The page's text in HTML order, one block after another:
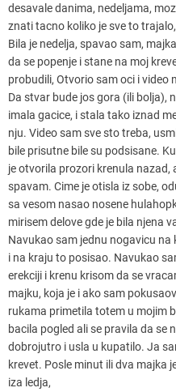
desavale danima, nedeljama,
znati tacno koliko je sve to
Bila je nedelja, spavao sam,
da se popenje i stane na moj
probudili, Otvorio sam oci i video
Da stvar bude jos gora (ili bolja),
imala gacice, i stala tako iznad
nju. Video sam sve sto treba,
bile prisutne bile su podsisane.
je otvorila prozori krenula nazad,
spavam. Cime je otisla iz sobe,
sa vesom nasao nosene
mirisem delove gde je bila njena
Navukao sam jednu nogavicu
i na kraju to posisao. Navukao
erekciji i krenu krisom da se
majku, koja je i ako sam
rukama primetila totem u mojim
bacila pogled ali se pravila da se
dobrojutro i usla u kupatilo. Ja
krevet. Posle minut ili dva majka
iza ledja,